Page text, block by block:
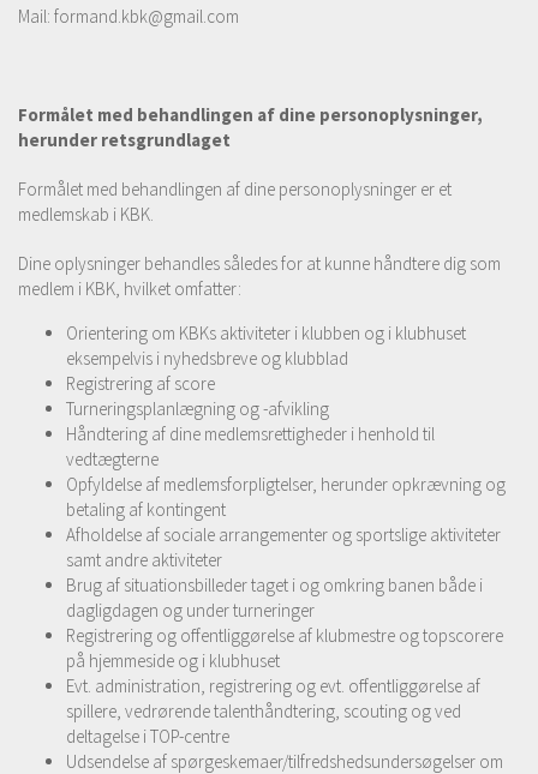
Mail: formand.kbk@gmail.com
Formålet med behandlingen af dine personoplysninger,
herunder retsgrundlaget
Formålet med behandlingen af dine personoplysninger er et
medlemskab i KBK.
Dine oplysninger behandles således for at kunne håndtere dig som
medlem i KBK, hvilket omfatter:
Orientering om KBKs aktiviteter i klubben og i klubhuset
eksempelvis i nyhedsbreve og klubblad
Registrering af score
Turneringsplanlægning og -afvikling
Håndtering af dine medlemsrettigheder i henhold til
vedtægterne
Opfyldelse af medlemsforpligtelser, herunder opkrævning og
betaling af kontingent
Afholdelse af sociale arrangementer og sportslige aktiviteter
samt andre aktiviteter
Brug af situationsbilleder taget i og omkring banen både i
dagligdagen og under turneringer
Registrering og offentliggørelse af klubmestre og topscorere
på hjemmeside og i klubhuset
Evt. administration, registrering og evt. offentliggørelse af
spillere, vedrørende talenthåndtering, scouting og ved
deltagelse i TOP-centre
Udsendelse af spørgeskemaer/tilfredshedsundersøgelser om